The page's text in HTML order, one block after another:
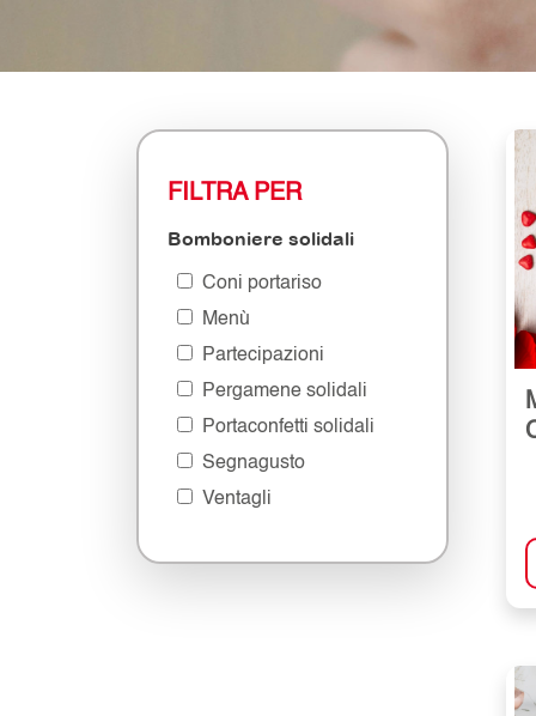
FILTRA PER
Bomboniere solidali
Coni portariso
Menù
Partecipazioni
Pergamene solidali
Portaconfetti solidali
Segnagusto
Ventagli